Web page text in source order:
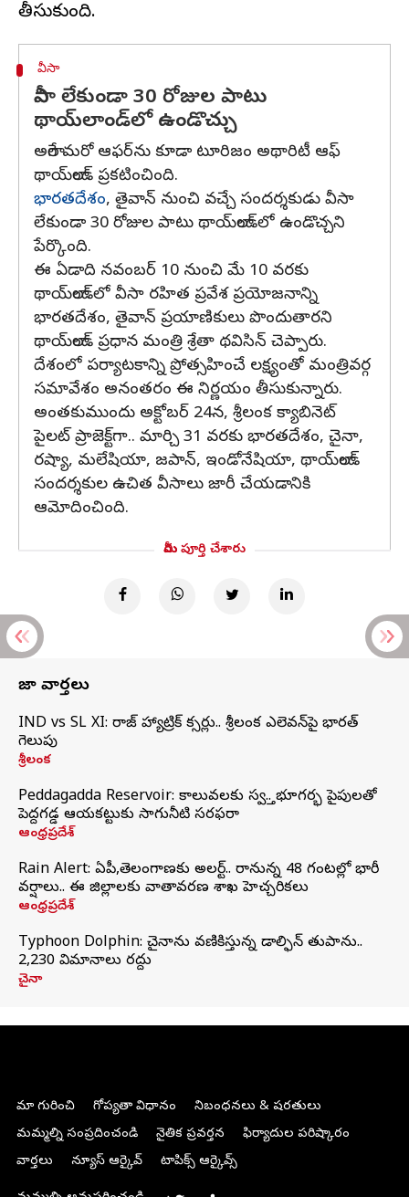
వీసా
వీసా లేకుండా 30 రోజుల పాటు
థాయ్‌లాండ్‌లో ఉండొచ్చు
అలాగే మరో ఆఫర్‌ను కూడా టూరిజం అథారిటీ ఆఫ్
థాయ్‌లాండ్ ప్రకటించింది.
భారతదేశం, తైవాన్ నుంచి వచ్చే సందర్శకుడు వీసా
లేకుండా 30 రోజుల పాటు థాయ్‌లాండ్‌లో ఉండొచ్చని
పేర్కొంది.
ఈ ఏడాది నవంబర్ 10 నుంచి మే 10 వరకు
థాయ్‌లాండ్‌లో వీసా రహిత ప్రవేశ ప్రయోజనాన్ని
భారతదేశం, తైవాన్ ప్రయాణికులు పొందుతారని
థాయ్‌లాండ్ ప్రధాన మంత్రి శ్రేతా థవిసిన్ చెప్పారు.
దేశంలో పర్యాటకాన్ని ప్రోత్సహించే లక్ష్యంతో మంత్రివర్గ
సమావేశం అనంతరం ఈ నిర్ణయం తీసుకున్నారు.
అంతకుముందు అక్టోబర్ 24న, శ్రీలంక క్యాబినెట్
పైలట్ ప్రాజెక్ట్‌గా.. మార్చి 31 వరకు భారతదేశం, చైనా,
రష్యా, మలేషియా, జపాన్, ఇండోనేషియా, థాయ్‌లాండ్‌
సందర్శకుల ఉచిత వీసాలు జారీ చేయడానికి
ఆమోదించింది.
మీరు పూర్తి చేశారు
తాజా వార్తలు
IND vs SL XI: సిరాజ్‌ హ్యాట్రిక్‌ సిక్సర్లు.. శ్రీలంక ఎలెవన్‌పై భారత్‌
గెలుపు
శ్రీలంక
Peddagadda Reservoir: కాలువలకు స్వస్తి.. భూగర్భ పైపులతో
పెద్దగడ్డ ఆయకట్టుకు సాగునీటి సరఫరా
ఆంధ్రప్రదేశ్
Rain Alert: ఏపీ,తెలంగాణకు అలర్ట్.. రానున్న 48 గంటల్లో భారీ
వర్షాలు.. ఈ జిల్లాలకు వాతావరణ శాఖ హెచ్చరికలు
ఆంధ్రప్రదేశ్
Typhoon Dolphin: చైనాను వణికిస్తున్న డాల్ఫిన్‌ తుపాను..
2,230 విమానాలు రద్దు
చైనా
మా గురించి గోప్యతా విధానం
నిబంధనలు & షరతులు
మమ్మల్ని సంప్రదించండి
నైతిక ప్రవర్తన
ఫిర్యాదుల పరిష్కారం
వార్తలు
న్యూస్ ఆర్కైవ్ టాపిక్స్ ఆర్కైవ్స్